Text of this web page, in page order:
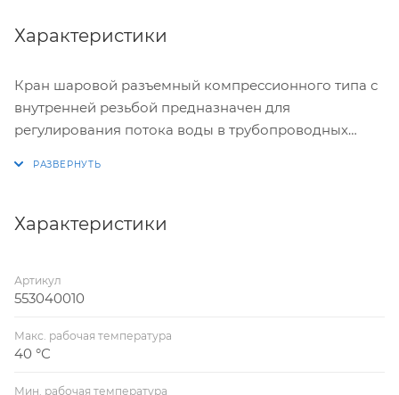
Характеристики
Кран шаровой разъемный компрессионного типа с
внутренней резьбой предназначен для
регулирования потока воды в трубопроводных
полива, при строительстве фонтанов и бассейнов.
других материалов.
Характеристики
Артикул
553040010
Макс. рабочая температура
40 °С
Мин. рабочая температура